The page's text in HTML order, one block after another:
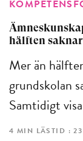
hälften
Mer än
grundskolan
Samtidigt
4 MIN LÄSTID :